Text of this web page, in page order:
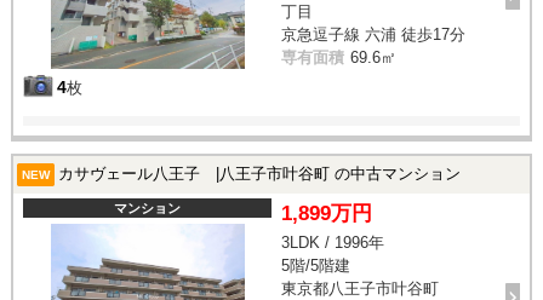
4枚
丁目
京急逗子線 六浦 徒歩17分
専有面積 69.6㎡
NEW カサヴェール八王子 |八王子市叶谷町 の中古マンション
マンション 1,899万円
3LDK / 1996年
5階/5階建
東京都八王子市叶谷町